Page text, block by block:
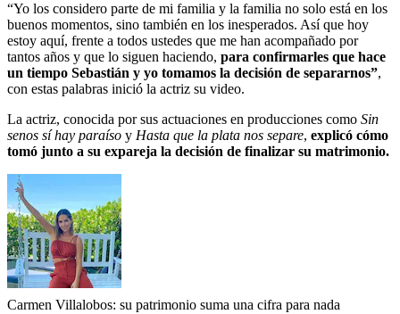
“Yo los considero parte de mi familia y la familia no solo está en los
buenos momentos, sino también en los inesperados. Así que hoy
estoy aquí, frente a todos ustedes que me han acompañado por
tantos años y que lo siguen haciendo, para confirmarles que hace
un tiempo Sebastián y yo tomamos la decisión de separarnos”,
con estas palabras inició la actriz su video.
La actriz, conocida por sus actuaciones en producciones como Sin
senos sí hay paraíso y Hasta que la plata nos separe, explicó cómo
tomó junto a su expareja la decisión de finalizar su matrimonio.
Carmen Villalobos: su patrimonio suma una cifra para nada